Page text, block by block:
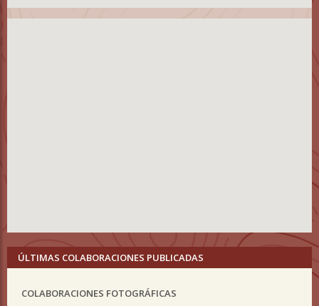
ÚLTIMAS COLABORACIONES PUBLICADAS
COLABORACIONES FOTOGRÁFICAS